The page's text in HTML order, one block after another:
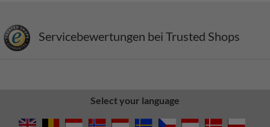
Servicebewertungen bei Trusted Shops
Select your language